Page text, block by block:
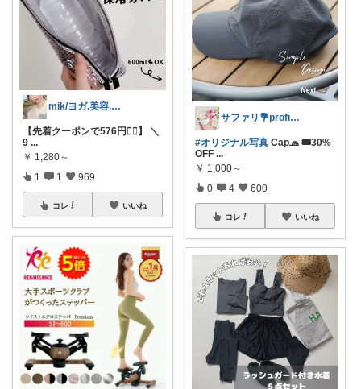
mik/ヨガ.美容.ファッション𓂃.✿
【先着クーポンで576円❤️‍🔥】 ＼
9 ...
￥ 1,280～
1 1 969
コレ いいね
サファリ‎💐profileにてお礼
#オリジナル写真 Cap🧢 🎟30%
OFF ...
￥ 1,000～
0 4 600
コレ いいね